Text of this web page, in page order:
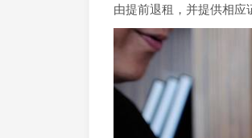
由提前退租，并提供相应